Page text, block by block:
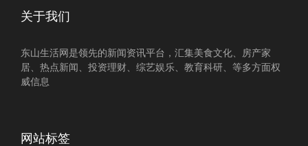
关于我们
东山生活网是领先的新闻资讯平台，汇集美食文化、房产家
居、热点新闻、投资理财、综艺娱乐、教育科研、等多方面权
威信息
网站标签